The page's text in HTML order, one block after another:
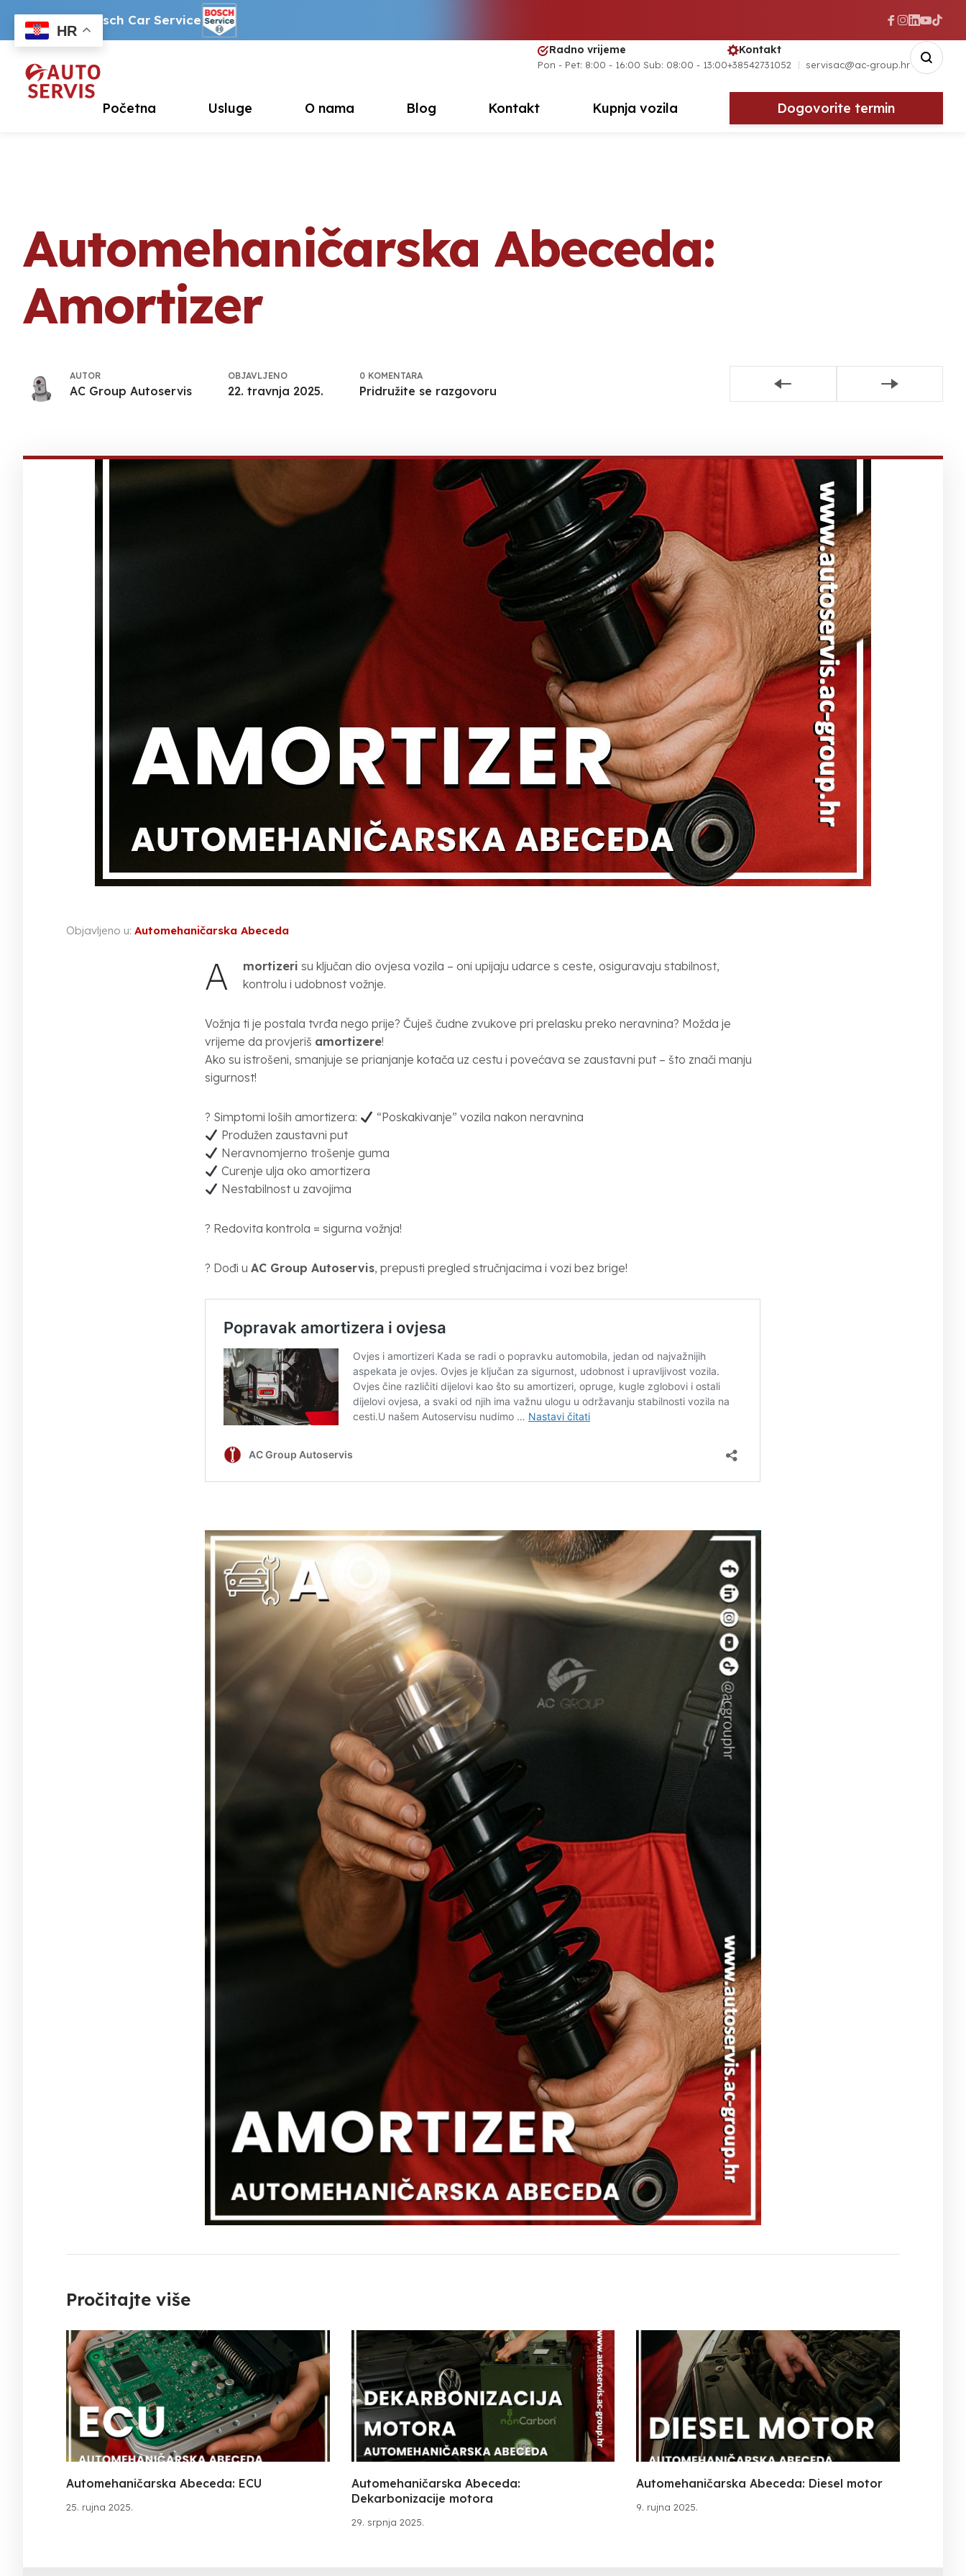
Ovlašteni Bosch Car Service
Radno vrijeme
Pon - Pet: 8:00 - 16:00 Sub: 08:00 - 13:00
Kontakt
+38542731052 servisac@ac-group.hr
Početna Usluge O nama Blog Kontakt Kupnja vozila Dogovorite termin
Automehaničarska Abeceda:
Amortizer
AUTOR
AC Group Autoservis
OBJAVLJENO
22. travnja 2025.
0 KOMENTARA
Pridružite se razgovoru
Objavljeno u: Automehaničarska Abeceda
A mortizeri su ključan dio ovjesa vozila – oni upijaju udarce s ceste, osiguravaju stabilnost,
kontrolu i udobnost vožnje.
Vožnja ti je postala tvrđa nego prije? Čuješ čudne zvukove pri prelasku preko neravnina? Možda je
vrijeme da provjeriš amortizere!
Ako su istrošeni, smanjuje se prianjanje kotača uz cestu i povećava se zaustavni put – što znači manju
sigurnost!
? Simptomi loših amortizera:
“Poskakivanje” vozila nakon neravnina
Produžen zaustavni put
Neravnomjerno trošenje guma
Curenje ulja oko amortizera
Nestabilnost u zavojima
? Redovita kontrola = sigurna vožnja!
? Dođi uAC Group Autoservis, prepusti pregled stručnjacima i vozi bez brige!
Pročitajte više
25. rujna 2025.
Automehaničarska Abeceda: ECU
29. srpnja 2025.
Automehaničarska Abeceda:
Dekarbonizacije motora
9. rujna 2025.
Automehaničarska Abeceda: Diesel motor
HR